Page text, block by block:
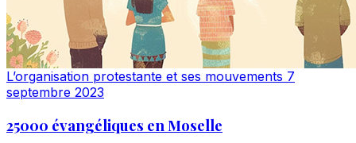
L’organisation protestante et ses mouvements 7
septembre 2023
25000 évangéliques en Moselle